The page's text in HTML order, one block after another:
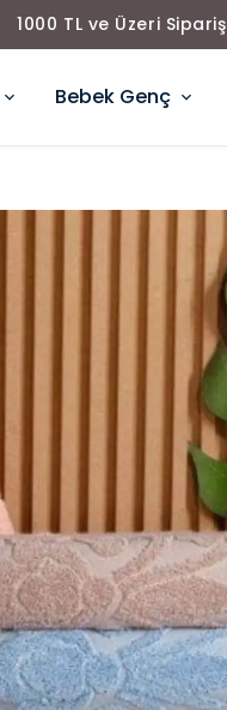
1000 TL ve Üzeri
Bebek Genç